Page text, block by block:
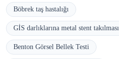
Böbrek taş hastalığı
GİS darlıklarına metal stent takılması
Benton Görsel Bellek Testi